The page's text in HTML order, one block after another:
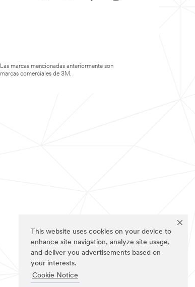
This website uses cookies on your device to
enhance site navigation, analyze site usage,
and deliver you advertisements based on
your interests.
Cookie Notice
Las marcas mencionadas anteriormente son
marcas comerciales de 3M.